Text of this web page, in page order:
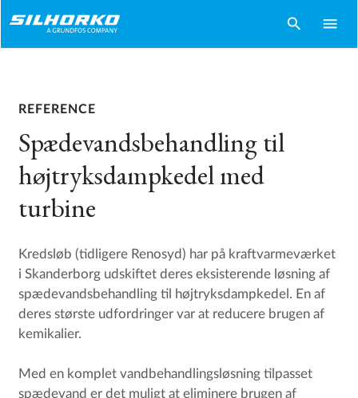
search menu
REFERENCE
Spædevandsbehandling til
højtryksdampkedel med
turbine
Kredsløb (tidligere Renosyd) har på kraftvarmeværket
i Skanderborg udskiftet deres eksisterende løsning af
spædevandsbehandling til højtryksdampkedel. En af
deres største udfordringer var at reducere brugen af
kemikalier.
Med en komplet vandbehandlingsløsning tilpasset
spædevand er det muligt at eliminere brugen af